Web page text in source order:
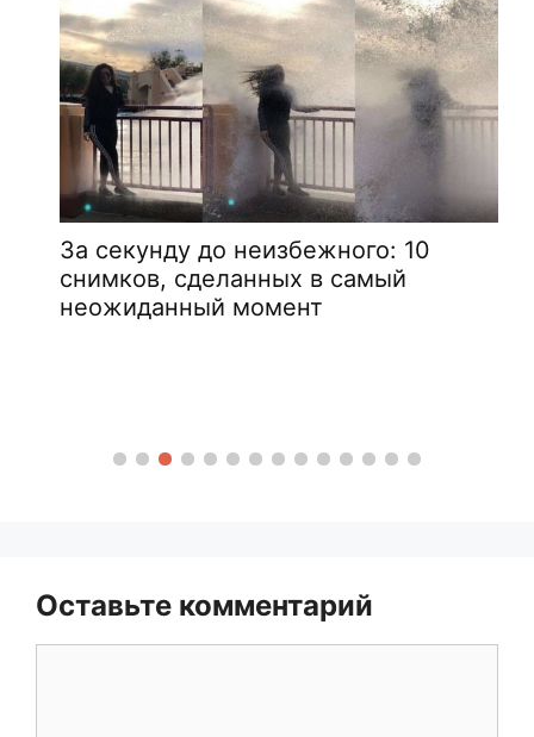
За секунду до неизбежного: 10
снимков, сделанных в самый
неожиданный момент
Оставьте комментарий